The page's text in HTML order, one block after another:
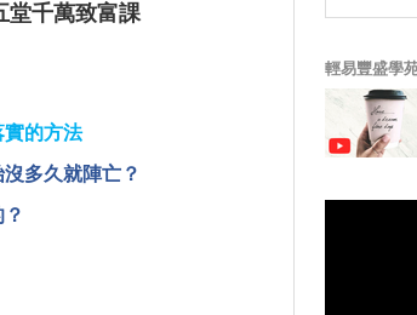
堂千萬致富課
實的方法
多久就陣亡？
輕易豐盛學